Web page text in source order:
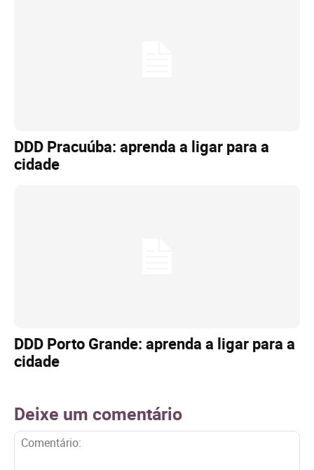
DDD Pracuúba: aprenda a ligar para a
cidade
DDD Porto Grande: aprenda a ligar para a
cidade
Deixe um comentário